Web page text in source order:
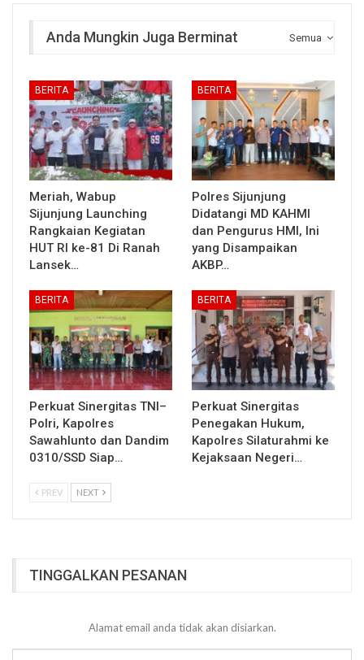
Semua
Anda Mungkin Juga Berminat
BERITA
Meriah, Wabup
Sijunjung Launching
Rangkaian Kegiatan
HUT RI ke-81 Di Ranah
Lansek…
BERITA
Polres Sijunjung
Didatangi MD KAHMI
dan Pengurus HMI, Ini
yang Disampaikan
AKBP…
BERITA
Perkuat Sinergitas TNI–
Polri, Kapolres
Sawahlunto dan Dandim
0310/SSD Siap…
BERITA
Perkuat Sinergitas
Penegakan Hukum,
Kapolres Silaturahmi ke
Kejaksaan Negeri…
PREV NEXT
TINGGALKAN PESANAN
Alamat email anda tidak akan disiarkan.